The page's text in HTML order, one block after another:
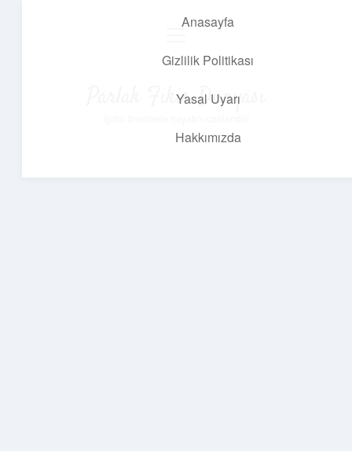
Anasayfa
Gizlilik Politikası
Yasal Uyarı
Hakkımızda
Parlak Fikir Dünyası